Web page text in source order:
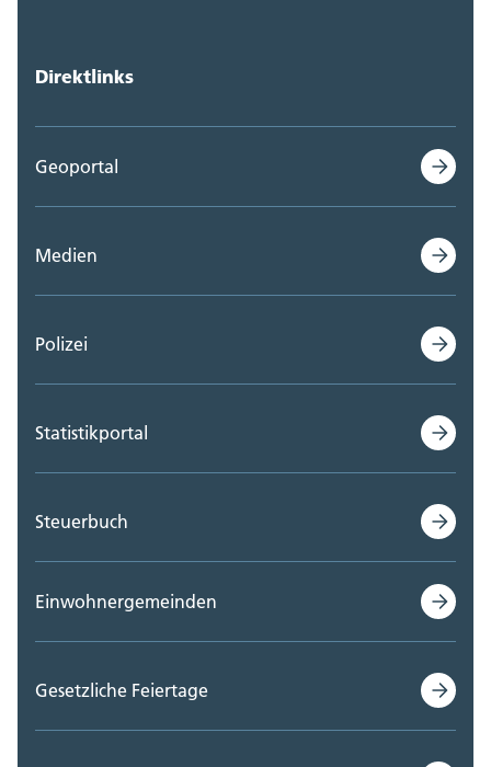
Direktlinks
Geoportal
Medien
Polizei
Statistikportal
Steuerbuch
Einwohnergemeinden
Gesetzliche Feiertage